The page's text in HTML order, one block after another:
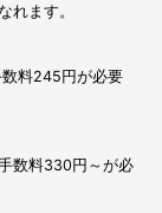
れます。
料245円が必要
数料330円～が必